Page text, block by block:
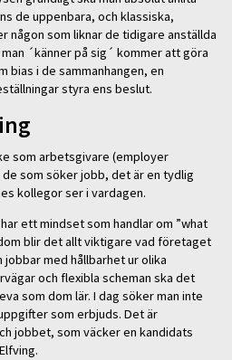
de uppenbara, och klassiska,
någon som liknar de tidigare anställda
´känner på sig´ kommer att göra
bias i de sammanhangen, en
styra ens beslut.
som arbetsgivare (employer
som söker jobb, det är en tydlig
kollegor ser i vardagen.
ett mindset som handlar om ”what
blir det allt viktigare vad företaget
med hållbarhet ur olika
och flexibla scheman ska det
som dom lär. I dag söker man inte
som erbjuds. Det är
jobbet, som väcker en kandidats